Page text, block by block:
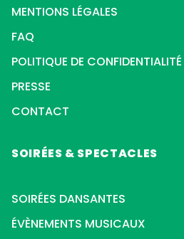
MENTIONS LÉGALES
FAQ
POLITIQUE DE CONFIDENTIALITÉ
PRESSE
CONTACT
SOIRÉES & SPECTACLES
SOIRÉES DANSANTES
ÉVÈNEMENTS MUSICAUX